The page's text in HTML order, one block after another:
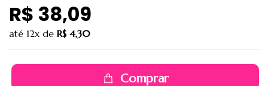
R$ 38,09
até 12x de R$ 4,30
Comprar